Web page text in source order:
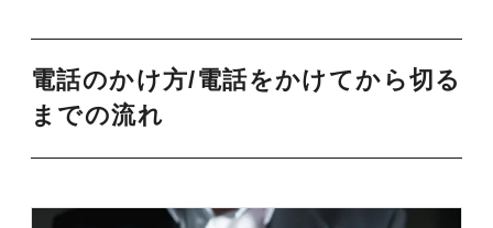
電話のかけ方/電話をかけてから切る
までの流れ